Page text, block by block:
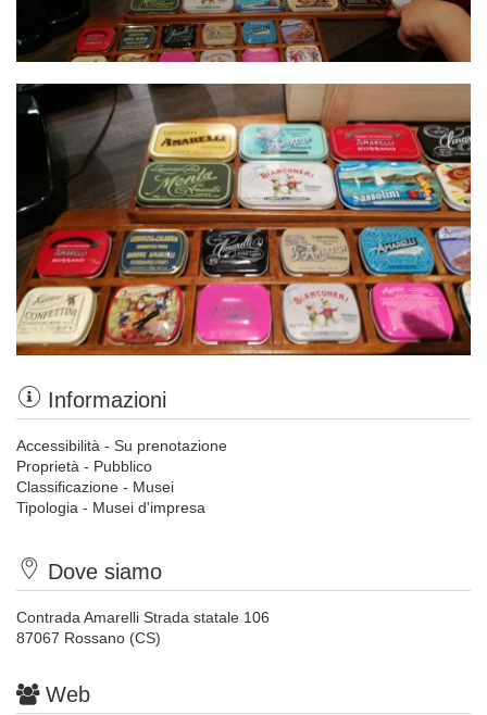
Informazioni
Accessibilità - Su prenotazione
Proprietà - Pubblico
Classificazione - Musei
Tipologia - Musei d'impresa
Dove siamo
Contrada Amarelli Strada statale 106
87067 Rossano (CS)
Web